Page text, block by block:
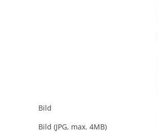
Bild
Bild (JPG, max. 4MB)